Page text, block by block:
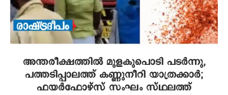
അന്തരീക്ഷത്തിൽ മുളകുപൊടി പടർന്നു,
പത്തടിപ്പാലത്ത് കണ്ണുനീറി യാത്രക്കാർ;
ഫയർഫോഴ്സ് സംഘം സ്ഥലത്ത്